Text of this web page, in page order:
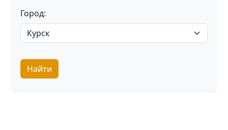
Город:
Найти